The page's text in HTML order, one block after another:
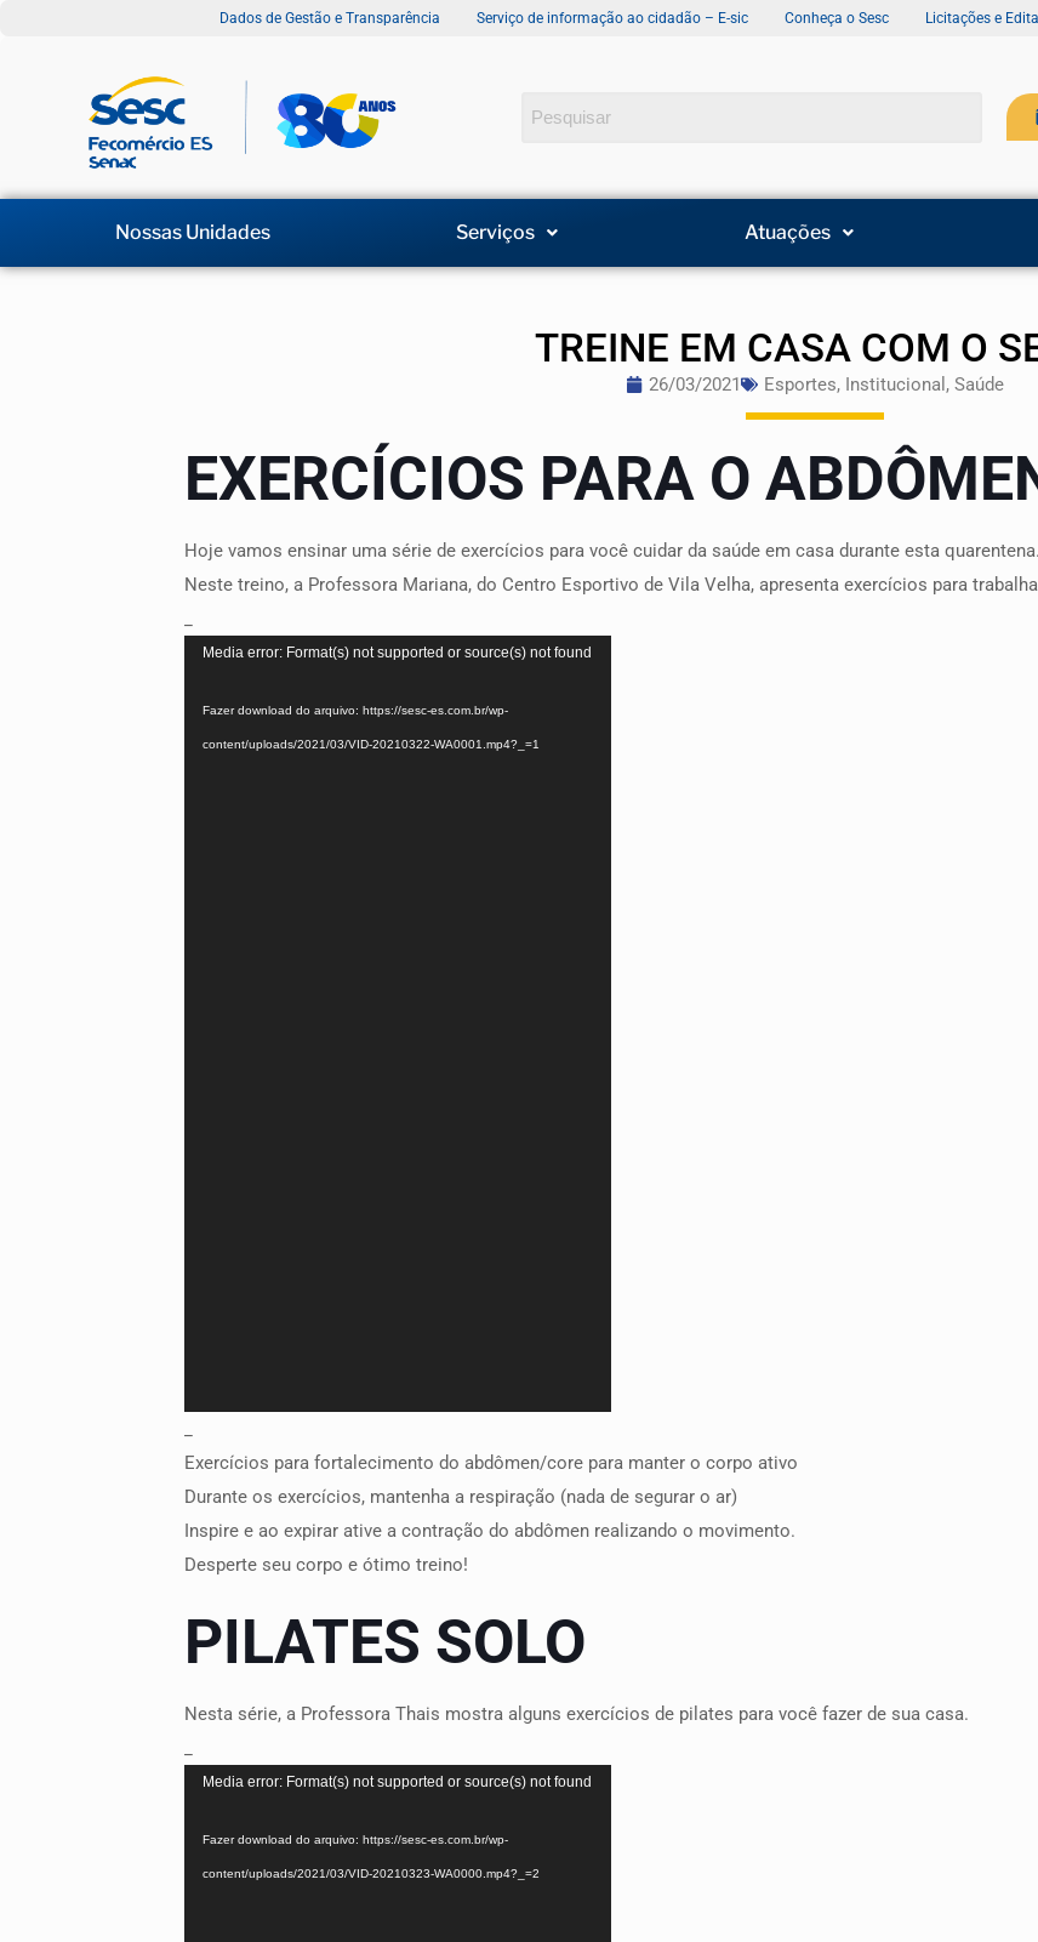
Dados de Gestão e Transparência Serviço de informação ao cidadão – E-sic Conheça o Sesc Licitações e
Nossas Unidades Serviços Atuações
TREINE EM CASA COM O
26/03/2021 Esportes, Institucional , Saúde
EXERCÍCIOS PARA O
Hoje vamos ensinar uma série de exercícios para você cuidar da saúde em casa durante esta quarentena.
Neste treino, a Professora Mariana, do Centro Esportivo de Vila Velha, apresenta exercícios para
Tocador
vídeo
Media error: Format(s) not supported or source(s) not found
Fazer download do arquivo: https://sesc-es.com.br/wp-
content/uploads/2021/03/VID-20210322-WA0001.mp4?_=1
Exercícios para fortalecimento do abdômen/core para manter o corpo ativo
Durante os exercícios, mantenha a respiração (nada de segurar o ar)
Inspire e ao expirar ative a contração do abdômen realizando o movimento.
Desperte seu corpo e ótimo treino!
PILATES SOLO
Nesta série, a Professora Thais mostra alguns exercícios de pilates para você fazer de sua casa.
Tocador
vídeo
Media error: Format(s) not supported or source(s) not found
Fazer download do arquivo: https://sesc-es.com.br/wp-
content/uploads/2021/03/VID-20210323-WA0000.mp4?_=2